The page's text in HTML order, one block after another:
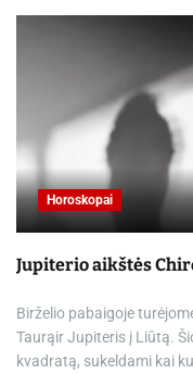
Horoskopai
Jupiterio aikštės
Birželio pabaigoje
Taurąir Jupiteris į Liūtą.
kvadratą, sukeldami kai